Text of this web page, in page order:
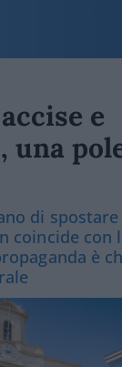
e
una
di
coincide con
è